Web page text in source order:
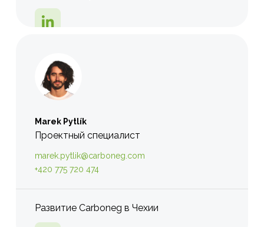
Marek Pytlík
Проектный специалист
marek.pytlik@carboneg.com
+420 775 720 474
Развитие Carboneg в Чехии